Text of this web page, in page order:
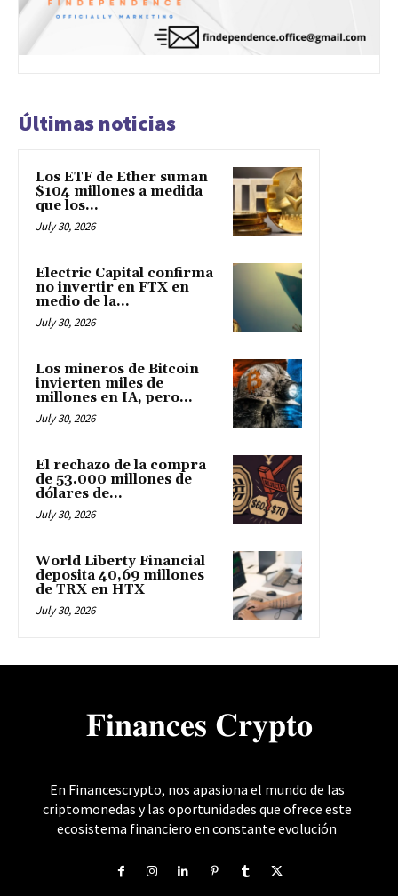
Últimas noticias
Los ETF de Ether suman
$104 millones a medida
que los...
July 30, 2026
Electric Capital confirma
no invertir en FTX en
medio de la...
July 30, 2026
Los mineros de Bitcoin
invierten miles de
millones en IA, pero...
July 30, 2026
El rechazo de la compra
de 53.000 millones de
dólares de...
July 30, 2026
World Liberty Financial
deposita 40,69 millones
de TRX en HTX
July 30, 2026
𝐅𝐢𝐧𝐚𝐧𝐜𝐞𝐬 𝐂𝐫𝐲𝐩𝐭𝐨
En Financescrypto, nos apasiona el mundo de las
criptomonedas y las oportunidades que ofrece este
ecosistema financiero en constante evolución